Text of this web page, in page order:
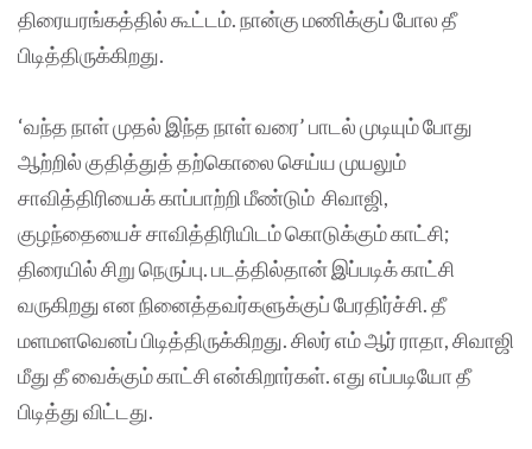
திரையரங்கத்தில் கூட்டம். நான்கு மணிக்குப் போல தீ
பிடித்திருக்கிறது.
‘வந்த நாள் முதல் இந்த நாள் வரை’ பாடல் முடியும் போது
ஆற்றில் குதித்துத் தற்கொலை செய்ய முயலும்
சாவித்திரியைக் காப்பாற்றி மீண்டும் சிவாஜி,
குழந்தையைச் சாவித்திரியிடம் கொடுக்கும் காட்சி;
திரையில் சிறு நெருப்பு. படத்தில்தான் இப்படிக் காட்சி
வருகிறது என நினைத்தவர்களுக்குப் பேரதிர்ச்சி. தீ
மளமளவெனப் பிடித்திருக்கிறது. சிலர் எம் ஆர் ராதா, சிவாஜி
மீது தீ வைக்கும் காட்சி என்கிறார்கள். எது எப்படியோ தீ
பிடித்து விட்டது.